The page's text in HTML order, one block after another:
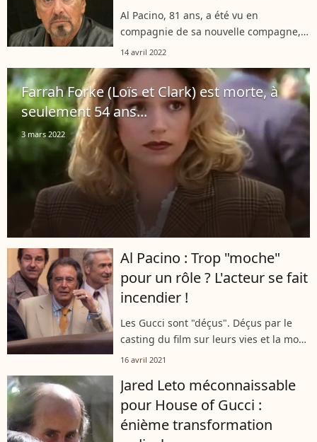
Al Pacino, 81 ans, a été vu en
compagnie de sa nouvelle compagne,
une jeune femme de 28 ans, Noor
coup d'essai puisqu'elle compte parmi
ses...
14 avril 2022
Farrah Forke (Loïs et Clark) est morte, à
seulement 54 ans...
3 mars 2022
Al Pacino : Trop "moche"
pour un rôle ? L'acteur se fait
incendier !
Les Gucci sont "déçus". Déçus par le
casting du film sur leurs vies et la mort
de Maurizio Gucci. Un membre de la
et Jared Leto, dont les personnages...
16 avril 2021
Jared Leto méconnaissable
pour House of Gucci :
énième transformation